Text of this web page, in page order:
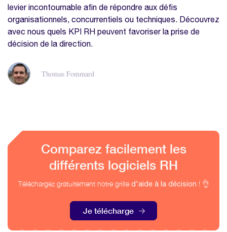
levier incontournable afin de répondre aux défis
organisationnels, concurrentiels ou techniques. Découvrez
avec nous quels KPI RH peuvent favoriser la prise de
décision de la direction.
Thomas Fommard
Comparez facilement les
différents logiciels RH
Téléchargez gratuitement notre grille d'aide à la décision ! 👌
Je télécharge